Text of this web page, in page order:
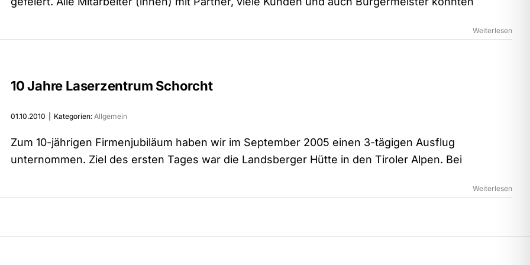
Weiterlesen
10 Jahre Laserzentrum Schorcht
01.10.2010 Kategorien: Allgemein
Zum 10-jährigen Firmenjubiläum haben wir im September 2005 einen 3-tägigen Ausflug
unternommen. Ziel des ersten Tages war die Landsberger Hütte in den Tiroler Alpen. Bei
Weiterlesen